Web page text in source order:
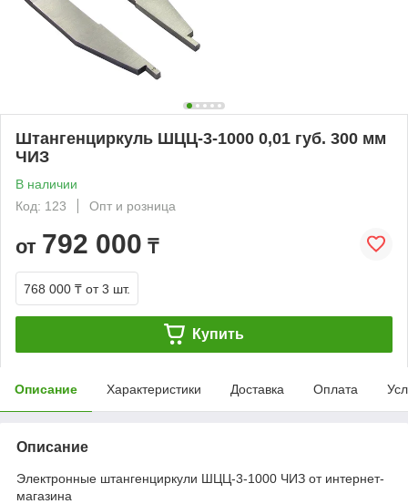
Штангенциркуль ШЦЦ-3-1000 0,01 губ. 300 мм
ЧИЗ
В наличии
Код: 123
Опт и розница
от 792 000 ₸
768 000 ₸ от 3 шт.
Купить
Описание Характеристики Доставка Оплата
Описание
Электронные штангенциркули ШЦЦ-3-1000 ЧИЗ от интернет-
магазина